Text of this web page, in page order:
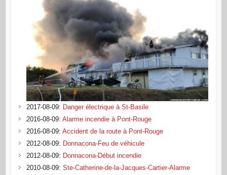
2017-08-09: Danger électrique à St-Basile
2016-08-09: Alarme incendie à Pont-Rouge
2016-08-09: Accident de la route à Pont-Rouge
2012-08-09: Donnacona-Feu de véhicule
2012-08-09: Donnacona-Début incendie
2010-08-09: Ste-Catherine-de-la-Jacques-Cartier-Alarme